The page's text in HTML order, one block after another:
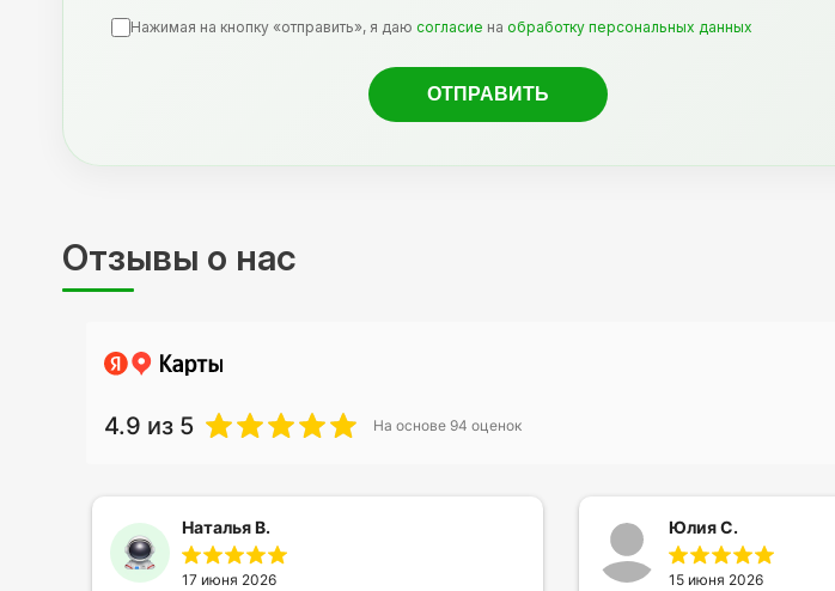
Нажимая на кнопку «отправить», я даю согласие на обработку персональных данных
Отзывы о нас
4.9 из 5 На основе 94 оценок
Наталья В.
17 июня 2026
Юлия С.
15 июня 2026